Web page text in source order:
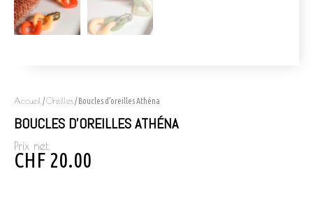
Accueil /Oreilles/ Boucles d’oreilles Athéna
BOUCLES D’OREILLES ATHÉNA
Prix net.
CHF 20.00